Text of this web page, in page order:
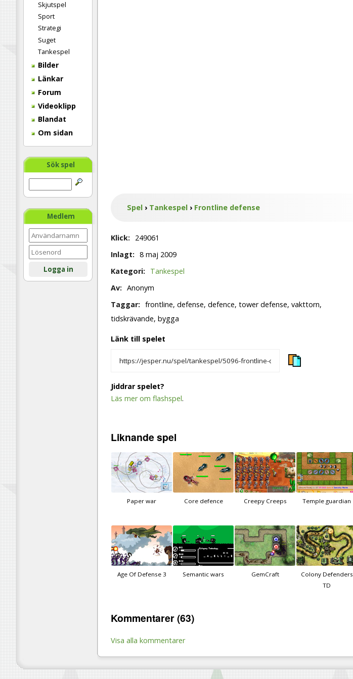
Skjutspel
Sport
Strategi
Suget
Tankespel
Bilder
Länkar
Forum
Videoklipp
Blandat
Om sidan
Sök spel
Medlem
Logga in
Spel › Tankespel › Frontline defense
Klick:
249061
Inlagt: 8 maj 2009
Kategori:
Tankespel
Av: Anonym
Taggar: frontline, defense, defence, tower defense, vakttorn,
tidskrävande, bygga
Länk till spelet
Jiddrar spelet?
Läs mer om flashspel.
Liknandespel
Paper war Core defence Creepy Creeps Temple guardian
Age Of Defense 3 Semantic wars GemCraft
Colony Defenders
TD
Kommentarer (63)
Visa alla kommentarer